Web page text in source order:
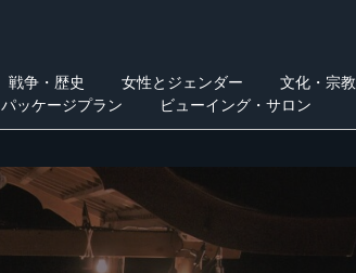
戦争・歴史 女性とジェンダー 文化・宗教
パッケージプラン ビューイング・サロン